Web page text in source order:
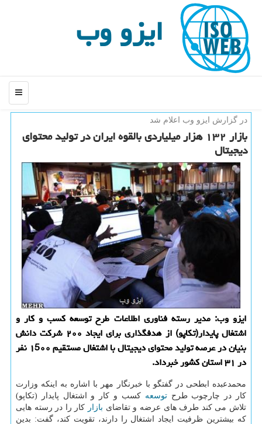
ایزو وب
منو
در گزارش ایزو وب اعلام شد
بازار ۱۳۲ هزار میلیاردی بالقوه ایران در تولید محتوای
دیجیتال
ایزو وب: مدیر رسته فناوری اطلاعات طرح توسعه كسب و كار و
اشتغال پایدار(تكاپو) از هدفگذاری برای ایجاد ۲۰۰ شركت دانش
بنیان در عرصه تولید محتوای دیجیتال با اشتغال مستقیم ۱5۰۰ نفر
در ۳۱ استان كشور خبرداد.
محمدعبده ابطحی در گفتگو با خبرنگار مهر با اشاره به اینكه وزارت
كار در چارچوب طرحتوسعه كسب و كار و اشتغال پایدار (تكاپو)
تلاش می كند طرف های عرضه و تقاضای بازار كار را در رسته هایی
كه بیشترین ظرفیت ایجاد اشتغال را دارند، تقویت كند، گفت: بدین